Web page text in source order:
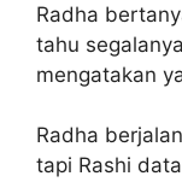
Radha
tahu
mengatakan
Radha
tapi Rashi